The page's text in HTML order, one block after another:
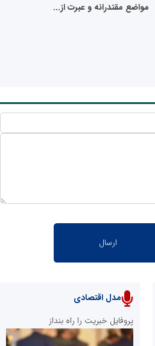
مواضع مقتدرانه و عبرت از...
مدل اقتصادی
پروفایل خبریت را راه بنداز